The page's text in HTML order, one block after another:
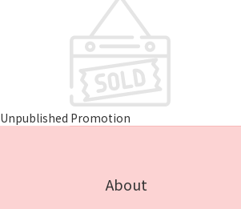
Unpublished Promotion
About